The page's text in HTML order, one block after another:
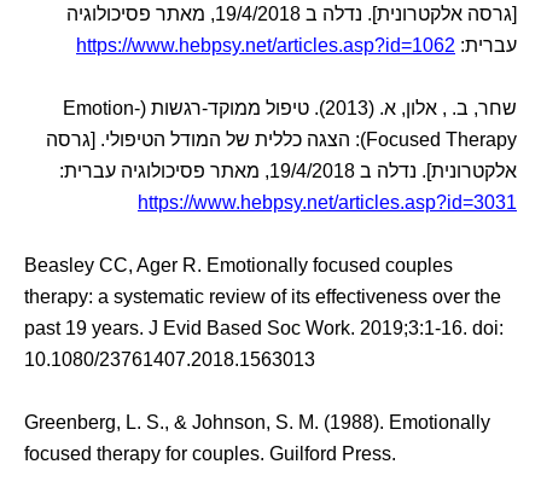
[גרסה אלקטרונית]. נדלה ב 19/4/2018, מאתר פסיכולוגיה
עברית: https://www.hebpsy.net/articles.asp?id=1062
שחר, ב. , אלון, א. (2013). טיפול ממוקד-רגשות (Emotion-
Focused Therapy): הצגה כללית של המודל הטיפולי. [גרסה
אלקטרונית]. נדלה ב 19/4/2018, מאתר פסיכולוגיה עברית:
https://www.hebpsy.net/articles.asp?id=3031
Beasley CC, Ager R. Emotionally focused couples
therapy: a systematic review of its effectiveness over the
past 19 years. J Evid Based Soc Work. 2019;3:1-16. doi:
10.1080/23761407.2018.1563013
Greenberg, L. S., & Johnson, S. M. (1988). Emotionally
focused therapy for couples. Guilford Press.